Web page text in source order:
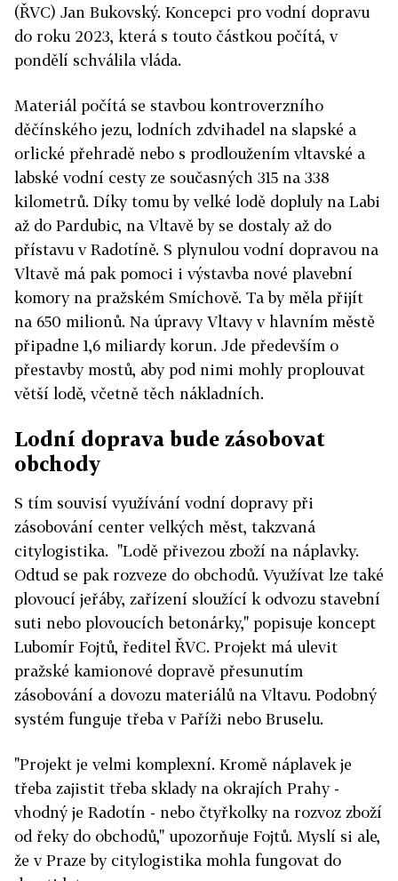
(ŘVC) Jan Bukovský. Koncepci pro vodní dopravu
do roku 2023, která s touto částkou počítá, v
pondělí schválila vláda.
Materiál počítá se stavbou kontroverzního
děčínského jezu, lodních zdvihadel na slapské a
orlické přehradě nebo s prodloužením vltavské a
labské vodní cesty ze současných 315 na 338
kilometrů. Díky tomu by velké lodě dopluly na Labi
až do Pardubic, na Vltavě by se dostaly až do
přístavu v Radotíně. S plynulou vodní dopravou na
Vltavě má pak pomoci i výstavba nové plavební
komory na pražském Smíchově. Ta by měla přijít
na 650 milionů. Na úpravy Vltavy v hlavním městě
připadne 1,6 miliardy korun. Jde především o
přestavby mostů, aby pod nimi mohly proplouvat
větší lodě, včetně těch nákladních.
Lodní doprava bude zásobovat
obchody
S tím souvisí využívání vodní dopravy při
zásobování center velkých měst, takzvaná
citylogistika. "Lodě přivezou zboží na náplavky.
Odtud se pak rozveze do obchodů. Využívat lze také
plovoucí jeřáby, zařízení sloužící k odvozu stavební
suti nebo plovoucích betonárky," popisuje koncept
Lubomír Fojtů, ředitel ŘVC. Projekt má ulevit
pražské kamionové dopravě přesunutím
zásobování a dovozu materiálů na Vltavu. Podobný
systém funguje třeba v Paříži nebo Bruselu.
"Projekt je velmi komplexní. Kromě náplavek je
třeba zajistit třeba sklady na okrajích Prahy -
vhodný je Radotín - nebo čtyřkolky na rozvoz zboží
od řeky do obchodů," upozorňuje Fojtů. Myslí si ale,
že v Praze by citylogistika mohla fungovat do